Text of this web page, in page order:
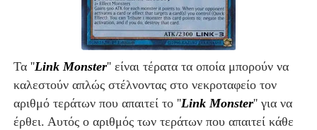
Τα ''Link Monster'' είναι τέρατα τα οποία μπορούν να
καλεστούν απλώς στέλνοντας στο νεκροταφείο τον
αριθμό τεράτων που απαιτεί το''Link Monster''για να
έρθει. Αυτός ο αριθμός των τεράτων που απαιτεί κάθε